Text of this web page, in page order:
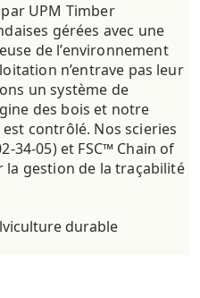
UPM Timber
gérées avec une
de l’environnement
n’entrave pas leur
un système de
des bois et notre
contrôlé. Nos scieries
34-05) et FSC™ Chain of
la gestion de la traçabilité
durable